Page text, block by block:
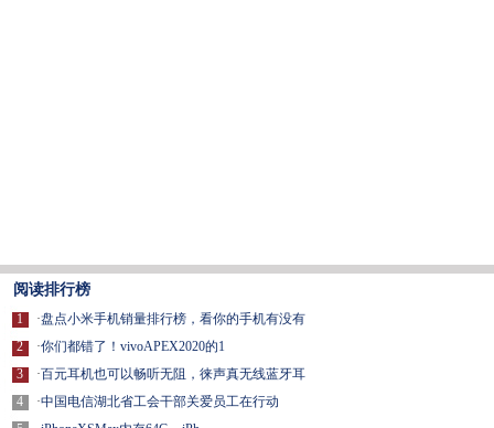
阅读排行榜
1
2
3
4
·盘点小米手机销量排行榜，看你的手机有没有
·你们都错了！vivoAPEX2020的1
·百元耳机也可以畅听无阻，徕声真无线蓝牙耳
·中国电信湖北省工会干部关爱员工在行动